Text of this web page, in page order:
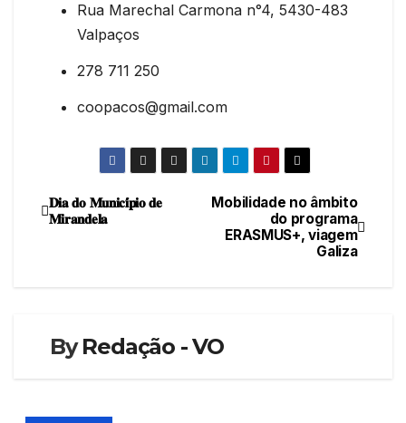
Rua Marechal Carmona n°4, 5430-483
Valpaços
278 711 250
coopacos@gmail.com
Navegação
Mobilidade no âmbito
do programa
ERASMUS+, viagem
Galiza
𝐃𝐢𝐚 𝐝𝐨 𝐌𝐮𝐧𝐢𝐜𝐢́𝐩𝐢𝐨 𝐝𝐞
𝐌𝐢𝐫𝐚𝐧𝐝𝐞𝐥𝐚
ByRedação - VO